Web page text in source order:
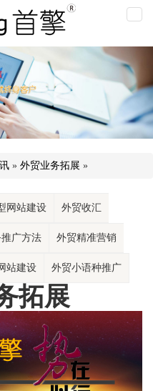
外
业
拓
展
» 外贸业务拓展 »
网站建设 外贸收汇
广方法 外贸精准营销
站建设 外贸小语种推广
拓展